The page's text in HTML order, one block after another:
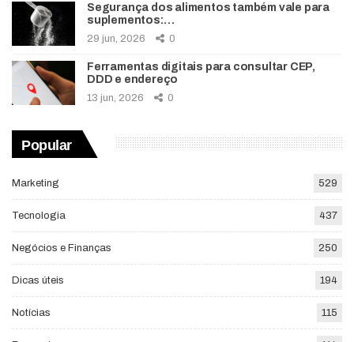
Segurança dos alimentos também vale para
suplementos:…
29 jun, 2026 0
Ferramentas digitais para consultar CEP,
DDD e endereço
13 jun, 2026 0
Popular
Marketing 529
Tecnologia 437
Negócios e Finanças 250
Dicas úteis 194
Notícias 115